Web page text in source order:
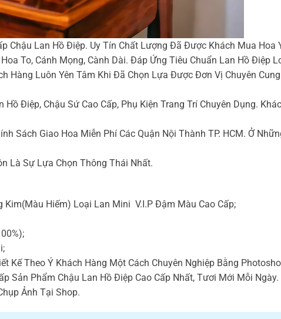
Chậu Lan Hồ Điệp. Uy Tín Chất Lượng Đã Được Khách Mua Hoa
To, Cánh Mọng, Cành Dài. Đáp Ứng Tiêu Chuẩn Lan Hồ Điệp
Hàng Luôn Yên Tâm Khi Đã Chọn Lựa Được Đơn Vị Chuyên
Hồ Điệp, Chậu Sứ Cao Cấp, Phụ Kiện Trang Trí Chuyên Dụng.
Sách Giao Hoa Miễn Phí Các Quận Nội Thành TP. HCM. Ở
Là Sự Lựa Chọn Thông Thái Nhất.
Kim(Màu Hiếm) Loại Lan Mini V.I.P Đậm Màu Cao Cấp;
Kế Theo Ý Khách Hàng Một Cách Chuyên Nghiệp Bằng
Sản Phẩm Chậu Lan Hồ Điệp Cao Cấp Nhất, Tươi Mới Mỗi
Ảnh Tại Shop.